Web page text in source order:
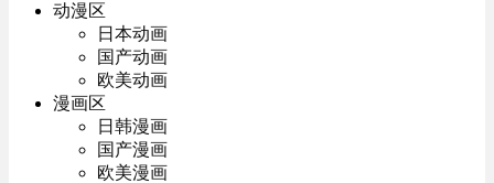
动漫区
日本动画
国产动画
欧美动画
漫画区
日韩漫画
国产漫画
欧美漫画